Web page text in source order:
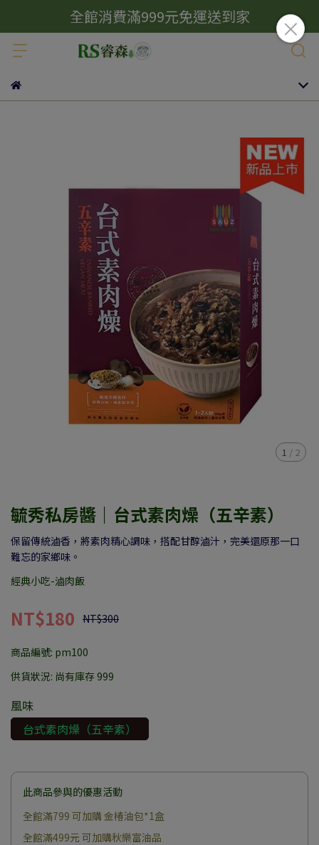
全館消費滿999元免運送到家
1 / 2
毓秀私房醬｜台式素肉燥（五辛素）
保留傳統滷香，將素肉精心調味，搭配甘醇滷汁，完美還原那一口
難忘的家鄉味。
經典小吃-滷肉飯
NT$180 NT$300
商品編號: pm100
供貨狀況: 尚有庫存 999
風味
台式素肉燥（五辛素）
此商品參與的優惠活動
全館滿799 可加購 金椿油包*1盒
全館滿499元 可加購秋樂富油品